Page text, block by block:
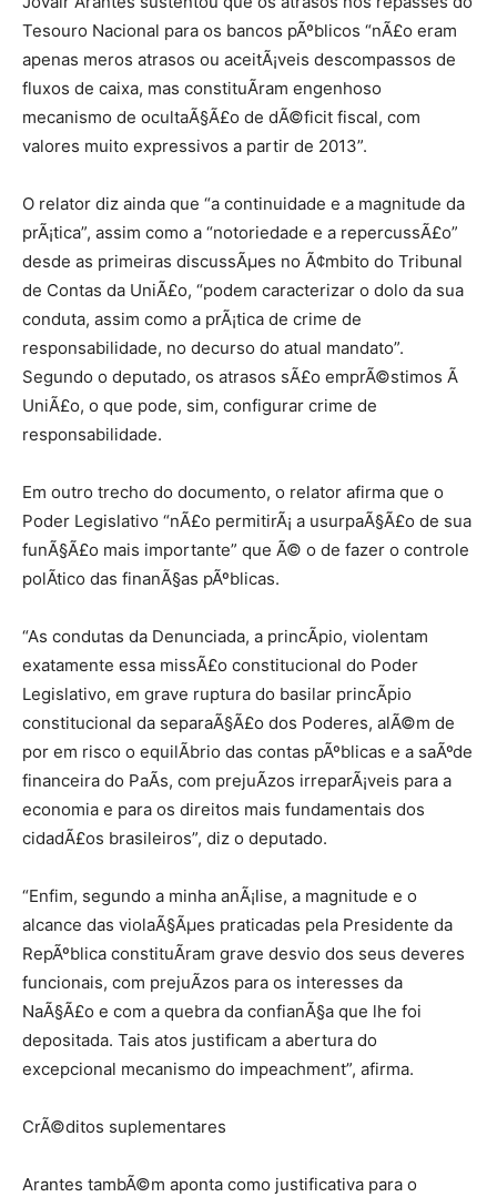
Tesouro Nacional para os bancos pÃºblicos “nÃ£o eram
apenas meros atrasos ou aceitÃ¡veis descompassos de
fluxos de caixa, mas constituÃ­ram engenhoso
mecanismo de ocultaÃ§Ã£o de dÃ©ficit fiscal, com
valores muito expressivos a partir de 2013”.
O relator diz ainda que “a continuidade e a magnitude da
prÃ¡tica”, assim como a “notoriedade e a repercussÃ£o”
desde as primeiras discussÃµes no Ã¢mbito do Tribunal
de Contas da UniÃ£o, “podem caracterizar o dolo da sua
conduta, assim como a prÃ¡tica de crime de
responsabilidade, no decurso do atual mandato”.
Segundo o deputado, os atrasos sÃ£o emprÃ©stimos Ã
UniÃ£o, o que pode, sim, configurar crime de
responsabilidade.
Em outro trecho do documento, o relator afirma que o
Poder Legislativo “nÃ£o permitirÃ¡ a usurpaÃ§Ã£o de sua
funÃ§Ã£o mais importante” que Ã© o de fazer o controle
polÃ­tico das finanÃ§as pÃºblicas.
“As condutas da Denunciada, a princÃ­pio, violentam
exatamente essa missÃ£o constitucional do Poder
Legislativo, em grave ruptura do basilar princÃ­pio
constitucional da separaÃ§Ã£o dos Poderes, alÃ©m de
por em risco o equilÃ­brio das contas pÃºblicas e a saÃºde
financeira do PaÃ­s, com prejuÃ­zos irreparÃ¡veis para a
economia e para os direitos mais fundamentais dos
cidadÃ£os brasileiros”, diz o deputado.
“Enfim, segundo a minha anÃ¡lise, a magnitude e o
alcance das violaÃ§Ãµes praticadas pela Presidente da
RepÃºblica constituÃ­ram grave desvio dos seus deveres
funcionais, com prejuÃ­zos para os interesses da
NaÃ§Ã£o e com a quebra da confianÃ§a que lhe foi
depositada. Tais atos justificam a abertura do
excepcional mecanismo do impeachment”, afirma.
CrÃ©ditos suplementares
Arantes tambÃ©m aponta como justificativa para o